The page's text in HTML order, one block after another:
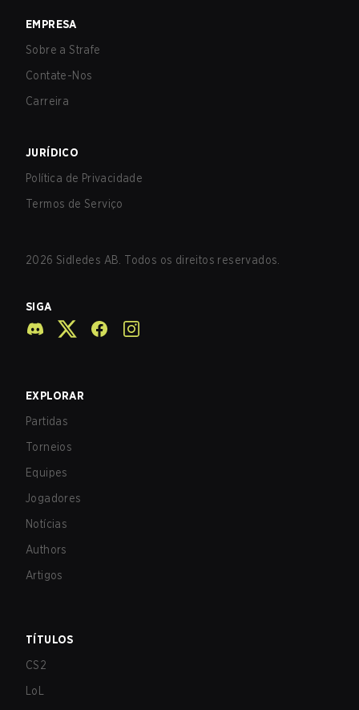
EMPRESA
Sobre a Strafe
Contate-Nos
Carreira
JURÍDICO
Política de Privacidade
Termos de Serviço
2026 Sidledes AB. Todos os direitos reservados.
SIGA
EXPLORAR
Partidas
Torneios
Equipes
Jogadores
Notícias
Authors
Artigos
TÍTULOS
CS2
LoL